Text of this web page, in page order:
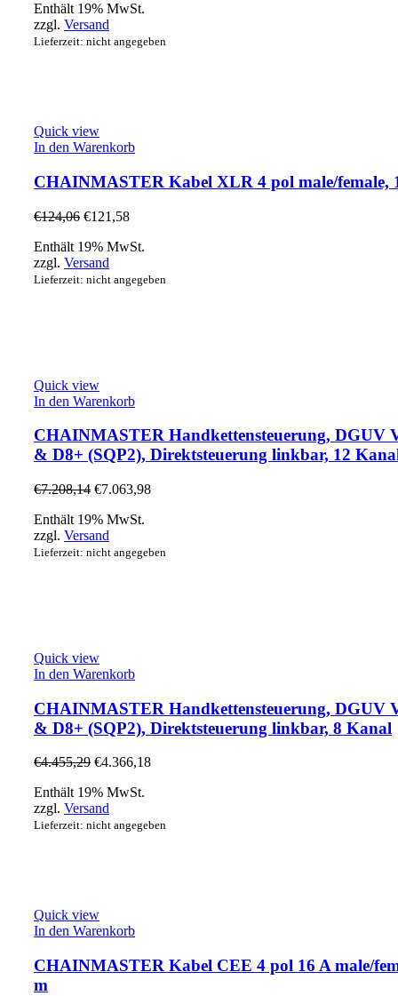
Enthält 19% MwSt.
zzgl. Versand
Lieferzeit: nicht angegeben
Quick view
In den Warenkorb
CHAINMASTER Kabel XLR 4 pol male/female,
€124,06 €121,58
Enthält 19% MwSt.
zzgl. Versand
Lieferzeit: nicht angegeben
Quick view
In den Warenkorb
CHAINMASTER Handkettensteuerung, DGUV
& D8+ (SQP2), Direktsteuerung linkbar, 12
€7.208,14 €7.063,98
Enthält 19% MwSt.
zzgl. Versand
Lieferzeit: nicht angegeben
Quick view
In den Warenkorb
CHAINMASTER Handkettensteuerung, DGUV
& D8+ (SQP2), Direktsteuerung linkbar, 8 Kanal
€4.455,29 €4.366,18
Enthält 19% MwSt.
zzgl. Versand
Lieferzeit: nicht angegeben
Quick view
In den Warenkorb
CHAINMASTER Kabel CEE 4 pol 16 A male/
m